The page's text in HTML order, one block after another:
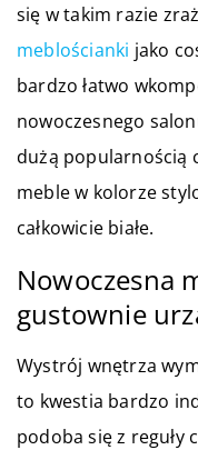
się w takim razie
meblościanki jako
bardzo łatwo
nowoczesnego
dużą popularnością
meble w kolorze
całkowicie białe.
Nowoczesna
gustownie
Wystrój wnętrza
to kwestia bardzo
podoba się z reguły